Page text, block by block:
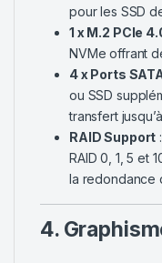
pour les SSD
1 x M.2 PCIe
NVMe offrant
4 x Ports
ou SSD
transfert jusqu’à
RAID Support
RAID 0, 1, 5 et
la redondance
4.